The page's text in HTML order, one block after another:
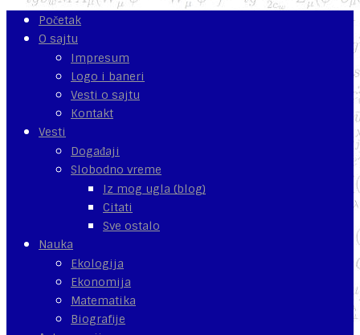
Početak
O sajtu
Impresum
Logo i baneri
Vesti o sajtu
Kontakt
Vesti
Događaji
Slobodno vreme
Iz mog ugla (blog)
Citati
Sve ostalo
Nauka
Ekologija
Ekonomija
Matematika
Biografije